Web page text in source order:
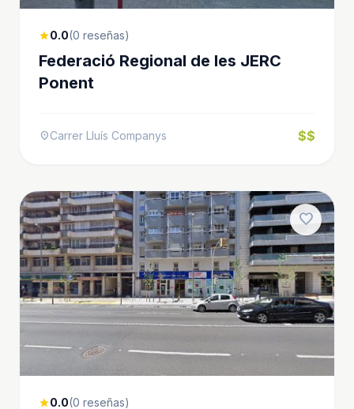
star0.0(0 reseñas)
Federació Regional de les JERC
Ponent
location_onCarrer Lluís Companys $$
favorite
star0.0(0 reseñas)